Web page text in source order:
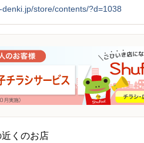
store/contents/?d=1038
くのお店